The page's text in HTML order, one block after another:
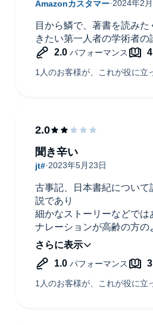
目から鱗で、著書を読み
きたい第一人者の学術者の
古事記、日本書紀につい
説であり
細かなストーリーなどでは
ナレーションが高齢の方
をあげて聞きました。
聞き辛い